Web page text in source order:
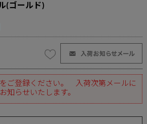
(ゴールド)
ご登録ください。 入荷次第メールに
知らせいたします。